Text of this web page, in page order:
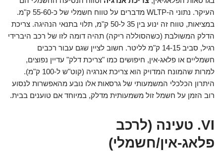
העיקר. נתוני ה-WLTP מדברים על טווח חשמלי של כ-55-60 ק"מ.
במציאות, טווח זה ינוע בין 35 ל-50 ק"מ, תלוי בתנאי הנהיגה. צריכת
הדלק המשולבת (כשהסוללה ריקה) תהיה דומה לזו של רכב היברידי
רגיל, סביב 14-15 ק"מ לליטר. חשוב לציין שגם עבור רכבים
חשמליים או פלאג-אין, חיפושים כמו "צריכת דלק" עדיין נפוצים,
למרות שהמונח המדויק הוא צריכת אנרגיה (קוט"ש ל-100 ק"מ).
היתרון הכלכלי המשמעותי של גרסאות אלו נובע מהאפשרות לנסוע
רוב הזמן על חשמל זול משמעותית מדלק, במיוחד אם טוענים בבית.
VI. טעינה (לרכב
פלאג-אין/חשמלי)